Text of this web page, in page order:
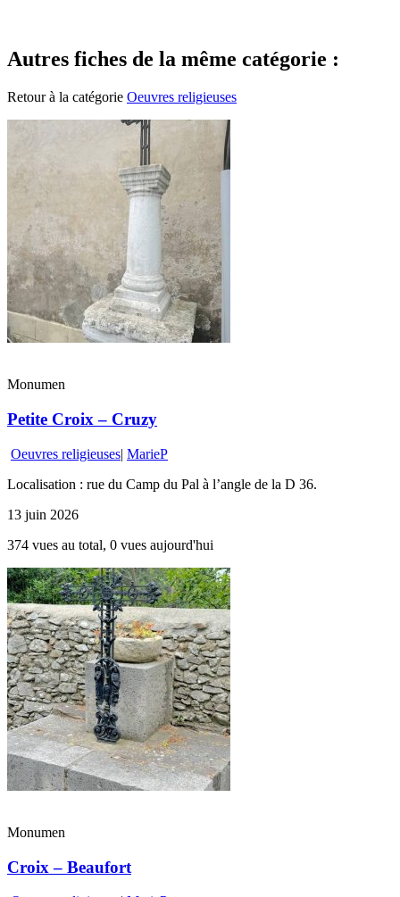
Autres fiches de la même catégorie :
Retour à la catégorie Oeuvres religieuses
Monumen
Petite Croix – Cruzy
Oeuvres religieuses| MarieP
Localisation : rue du Camp du Pal à l’angle de la D 36.
13 juin 2026
374 vues au total, 0 vues aujourd'hui
Monumen
Croix – Beaufort